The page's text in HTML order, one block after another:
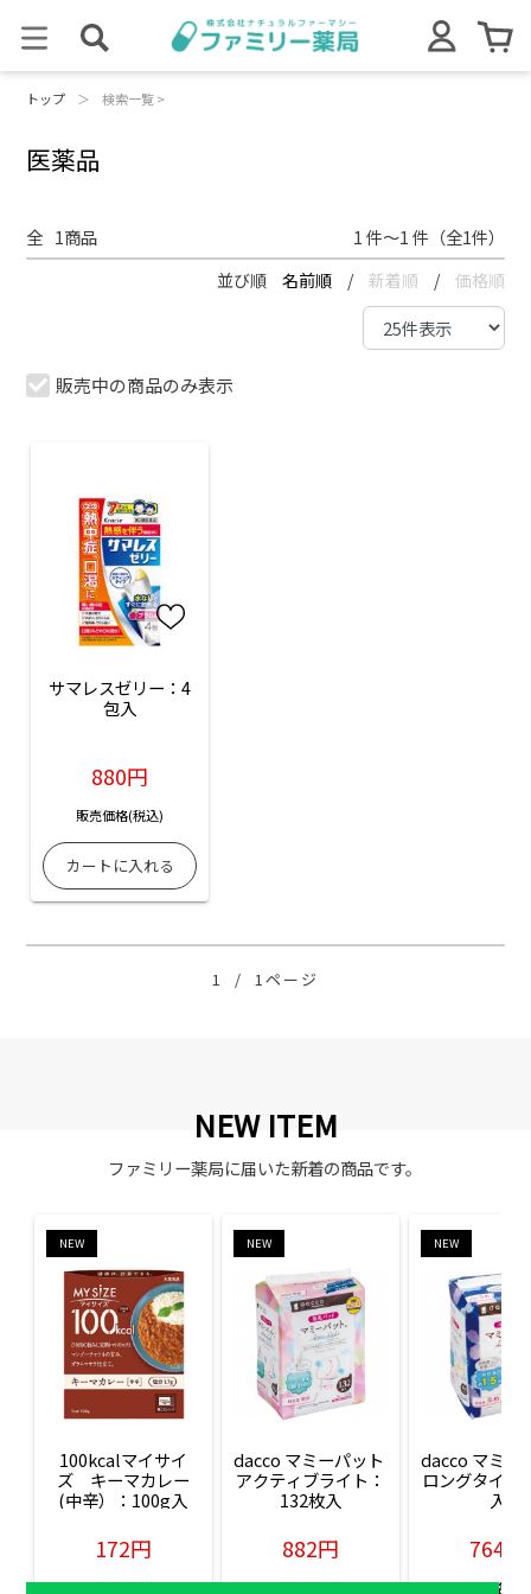
トップ ＞ 検索一覧 >
医薬品
全 1商品 1 件～1 件（全1件）
並び順 名前順 / 新着順 / 価格順
販売中の商品のみ表示
サマレスゼリー：4
包入
880円
販売価格(税込)
1 / 1ページ
NEW ITEM
ファミリー薬局に届いた新着の商品です。
NEW
100kcalマイサイ
ズ　キーマカレー
(中辛）：100g入
172円
販売価格(税込)
NEW
dacco マミーパット
アクティブライト：
132枚入
882円
販売価格(税込)
NEW
dacco マミー
ロングタイム
入
764円
販売価格(税